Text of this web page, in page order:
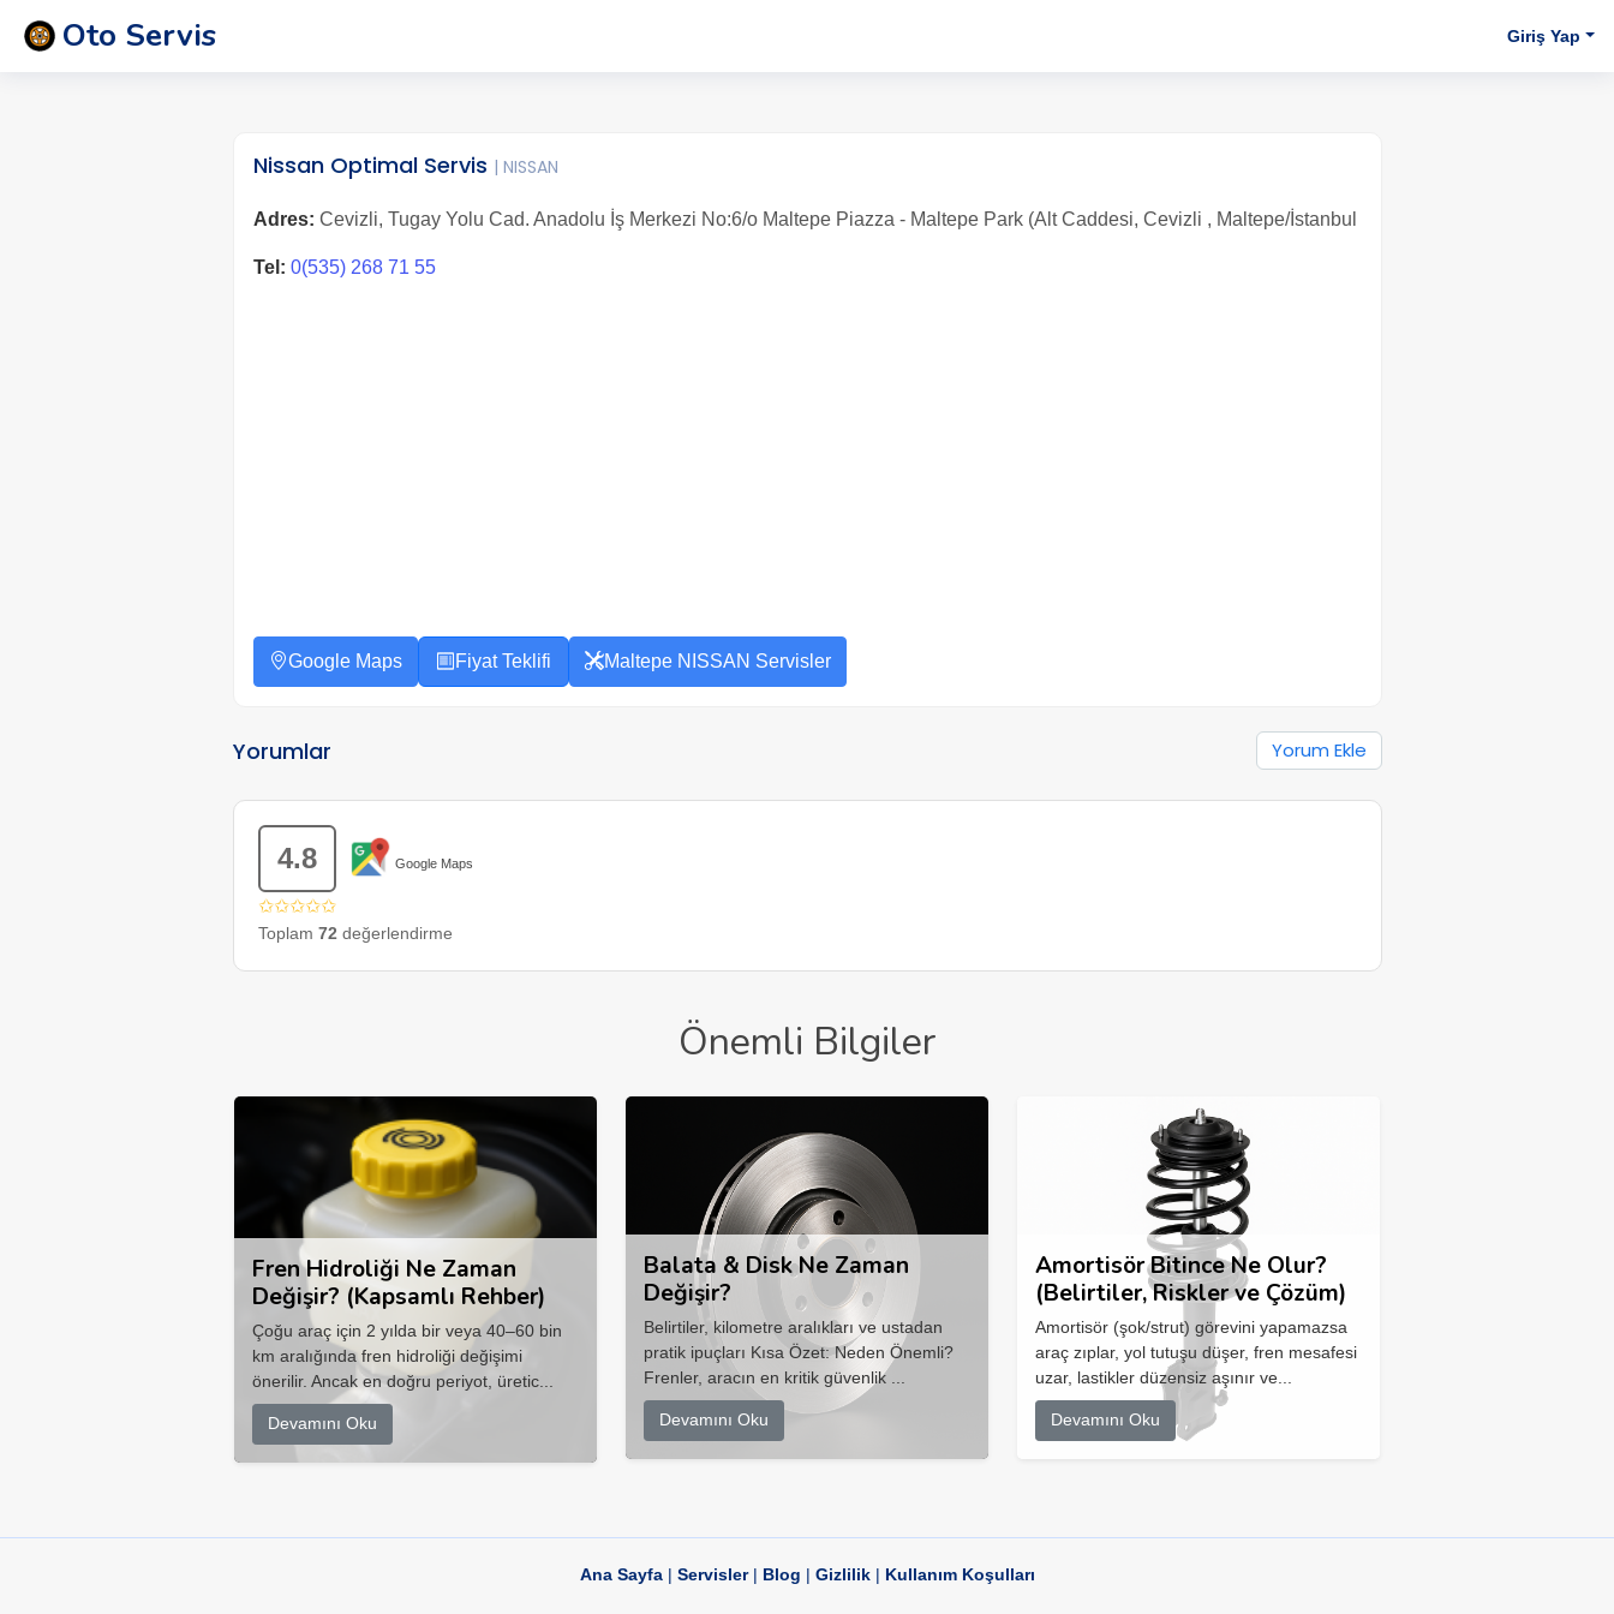
Oto Servis Giriş Yap
Nissan Optimal Servis | NISSAN
Adres: Cevizli, Tugay Yolu Cad. Anadolu İş Merkezi No:6/o Maltepe Piazza - Maltepe Park (Alt Caddesi, Cevizli , Maltepe/İstanbul
Tel: 0(535) 268 71 55
Google Maps Fiyat Teklifi Maltepe NISSAN Servisler
Yorumlar Yorum Ekle
4.8 Google Maps
✩✩✩✩✩
Toplam 72 değerlendirme
Önemli Bilgiler
Fren Hidroliği Ne Zaman
Değişir? (Kapsamlı Rehber)
Çoğu araç için 2 yılda bir veya 40–60 bin
km aralığında fren hidroliği değişimi
önerilir. Ancak en doğru periyot, üretic...
Devamını Oku
Balata & Disk Ne Zaman
Değişir?
Belirtiler, kilometre aralıkları ve ustadan
pratik ipuçları Kısa Özet: Neden Önemli?
Frenler, aracın en kritik güvenlik ...
Devamını Oku
Amortisör Bitince Ne Olur?
(Belirtiler, Riskler ve Çözüm)
Amortisör (şok/strut) görevini yapamazsa
araç zıplar, yol tutuşu düşer, fren mesafesi
uzar, lastikler düzensiz aşınır ve...
Devamını Oku
Ana Sayfa| Servisler| Blog | Gizlilik| Kullanım Koşulları